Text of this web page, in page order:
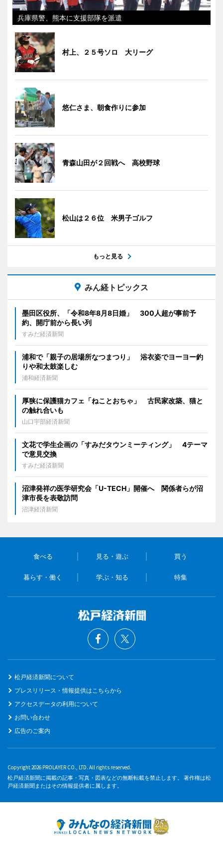
兵庫県警、熊本に支援部隊を派遣
村上、２５号ソロ 大リーグ
悠仁さま、朝食作りに参加
青森山田が２回戦へ 高校野球
松山は２６位 米男子ゴルフ
もっと見る
みん経トピックス
墨田区役所、「令和8年8月8日婚」 300人超が事前予
約、開庁前から長い列
すみだ経済新聞
浦和で「親子の居場所なつまつり」 浴衣姿でヨーヨー釣
りや和太鼓楽しむ
浦和経済新聞
厚狭に保護猫カフェ「ねことおちゃ」 古民家改築、猫と
の触れ合いも
山口宇部経済新聞
文花で学生企画の「すみだタウンミーティング」 4テーマ
で意見交換
すみだ経済新聞
沼津発祥の医学研究会「U-TECH」開催へ 関係者らが沼
津市長を表敬訪問
沼津経済新聞
食べる 見る・遊ぶ 買う
暮らす・働く 学ぶ・知る 特集
松戸経済新聞について
プレスリリース・情報提供はこちらから
アクセスデータの利用について
お問い合わせ
広告のご案内
Copyright 2026 PROLAYER CO., LTD. All rights reserved.
松戸経済新聞に掲載の記事・写真・図表などの無断転載を禁止します。 著作権は松
戸経済新聞またはその情報提供者に属します。